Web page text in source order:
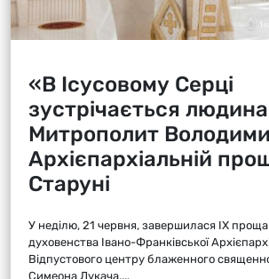
«В Ісусовому Серці
зустрічається
Митрополит
Архієпархіальній
Старуні
У неділю, 21 червня, завершилася ІХ проща
духовенства Івано-Франківської
Відпустового центру блаженного
Симеона Лукача,...